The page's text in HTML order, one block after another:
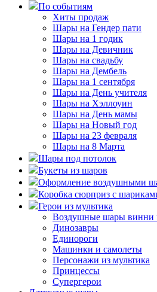
По событиям
Хиты продаж
Шары на Гендер пати
Шары на 1 годик
Шары на Девичник
Шары на свадьбу
Шары на Дембель
Шары на 1 сентября
Шары на День учителя
Шары на Хэллоуин
Шары на День мамы
Шары на Новый год
Шары на 23 февраля
Шары на 8 Марта
Шары под потолок
Букеты из шаров
Оформление воздушными
Коробка сюрприз с
Герои из мультика
Воздушные шары винни
Динозавры
Единороги
Машинки и самолеты
Персонажи из мультика
Принцессы
Супергерои